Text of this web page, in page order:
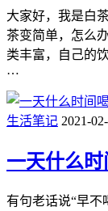
大家好，我是白
茶变简单，怎么
类丰富，自己的
…
生活笔记 2021-
一天什么时
有句老话说“早不